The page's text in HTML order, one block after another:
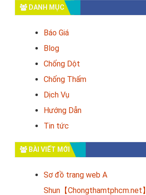
DANH MỤC
Báo Giá
Blog
Chống Dột
Chống Thấm
Dịch Vụ
Hướng Dẫn
Tin tức
BÀI VIẾT MỚI
Sơ đồ trang web A
Shun【Chongthamtphcm.net】